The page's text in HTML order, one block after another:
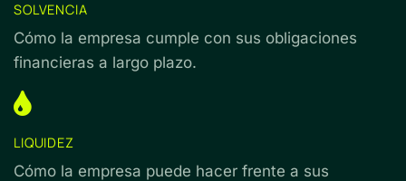
SOLVENCIA
Cómo la empresa cumple con sus obligaciones
financieras a largo plazo.
LIQUIDEZ
Cómo la empresa puede hacer frente a sus